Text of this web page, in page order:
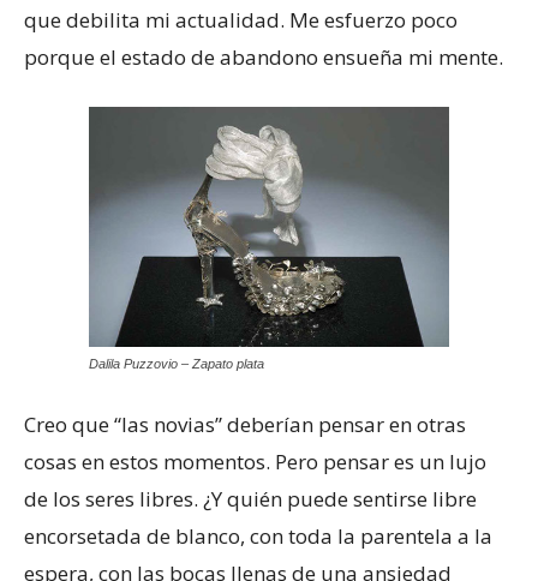
que debilita mi actualidad. Me esfuerzo poco
porque el estado de abandono ensueña mi mente.
Dalila Puzzovio – Zapato plata
Creo que “las novias” deberían pensar en otras
cosas en estos momentos. Pero pensar es un lujo
de los seres libres. ¿Y quién puede sentirse libre
encorsetada de blanco, con toda la parentela a la
espera, con las bocas llenas de una ansiedad